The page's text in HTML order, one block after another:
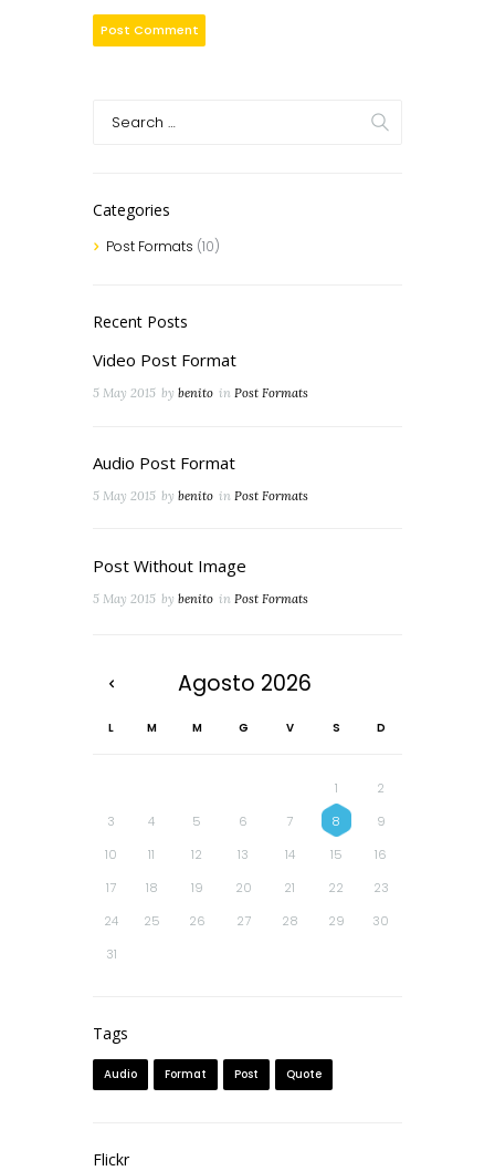
Categories
Post Formats (10)
Recent Posts
Video Post Format
5 May 2015 by benito in Post Formats
Audio Post Format
5 May 2015 by benito in Post Formats
Post Without Image
5 May 2015 by benito in Post Formats
Agosto 2026
L M M G V S D
1
2
3
4 5 6 7 8
9
10
11 12 13 14 15
16
17
18 19 20 21 22
23
24
25 26 27 28 29
30
31
Tags
Audio Format Post Quote
Flickr